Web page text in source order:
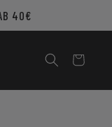
40€
Warenkorb